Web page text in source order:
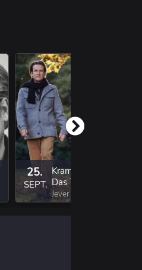
25.
SEPT.
Kramer gegen Kramer
Das Theaterstück
Jever